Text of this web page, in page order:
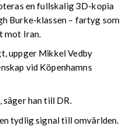
en fullskalig 3D-kopia
Burke-klassen – fartyg som
mot Iran.
uppger Mikkel Vedby
vid Köpenhamns
säger han till DR.
tydlig signal till omvärlden.